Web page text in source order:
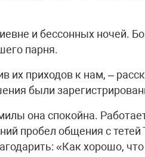
и бессонных ночей.
парня.
их приходов к нам, –
были
она спокойна.
пробел общения с
«Как хорошо,